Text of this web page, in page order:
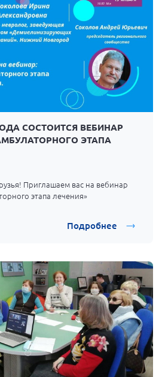
СОСТОИТСЯ ВЕБИНАР
ЭТАПА
Приглашаем вас на вебинар
этапа лечения»
Подробнее